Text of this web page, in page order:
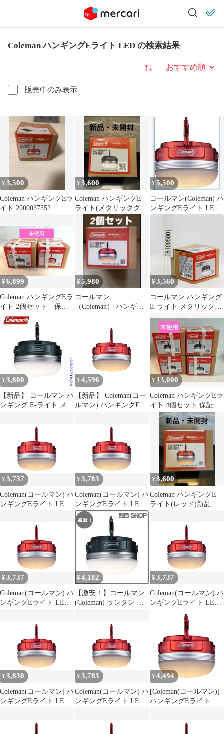
Coleman ハンギングEライト LED の検索結果
販売中のみ表示
並び替え
¥3,500
Coleman ハンギングEラ
イト 2000037352
¥3,600
Coleman ハンギングE-
ライト(メタリックグリ
ーン)新品・未開封
¥5,500
コールマン(Coleman) ハ
ンギングEライト LED
防災 停電 充電式
¥6,899
Coleman ハンギングEラ
イト 2個セット 保証
書付
¥5,980
コールマン
（Coleman） ハンギン
¥3,560
コールマン ハンギング
E-ライト メタリックグ
¥ 3,800
【新品】 コールマン ハ
ンギング E-ライト メタ
ャンプ 防災 キャンプ用
¥ 4,596
【新品】 Coleman(コー
ルマン) ハンギングEラ
プ 登山 照明 小型 作業
灯 卓上 USB充電 1
¥13,000
Coleman ハンギングEラ
イト 4個セット 保証書
¥3,737
Coleman(コールマン) ハ
ンギングEライト LED
照明 小型 作業灯 卓上
USB充電 0
¥3,783
Coleman(コールマン) ハ
ンギングEライト LED
防災 停電 充電式 アウ
トドア キャンプ 登山
照明 小型 作業灯 卓上
USB充電 1
¥3,600
Coleman ハンギングE-
ライト(レッド)新品・
¥3,737
Coleman(コールマン) ハ
ンギングEライト LED
照明 小型 作業灯 卓上
USB充電 0
¥ 4,182
【激安！】コールマン
(Coleman) ランタン ハ
¥3,737
Coleman(コールマン) ハ
ンギングEライト LED
トドア キャンプ 登山
照明 小型 作業灯 卓上
USB充電 0
¥3,830
Coleman(コールマン) ハ
ンギングEライト LED
照明 小型 作業灯 卓上
¥3,783
Coleman(コールマン) ハ
ンギングEライト LED
照明 小型 作業灯 卓上
¥ 4,494
[Coleman(コールマン)]
ハンギングEライト 最